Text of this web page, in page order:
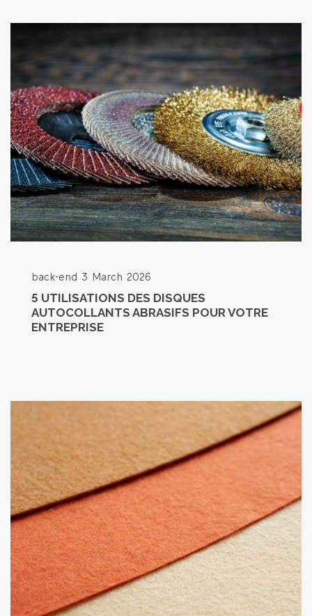
back-end 3 March 2026
5 UTILISATIONS DES DISQUES
AUTOCOLLANTS ABRASIFS POUR VOTRE
ENTREPRISE